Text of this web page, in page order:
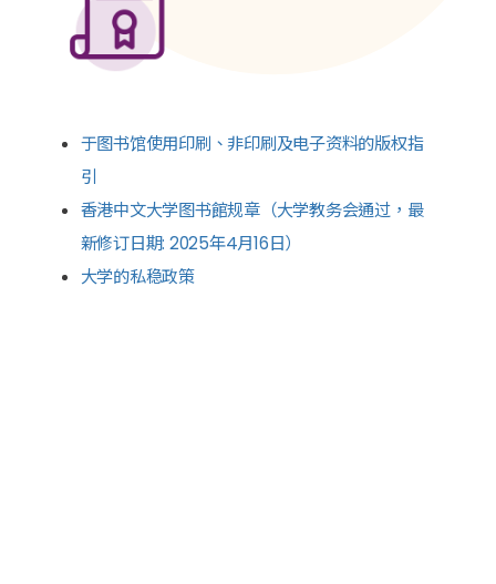
于图书馆使用印刷、非印刷及电子资料的版权指
引
香港中文大学图书館规章（大学教务会通过，最
新修订日期: 2025年4月16日）
大学的私稳政策